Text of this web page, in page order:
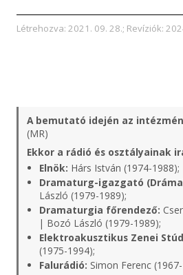
Létrehozva: 2021. 09. 28.; Revíziók:
A bemutató idején az
(MR)
Ekkor a rádió és osztályainak
Elnök: Hárs István (1974-1988);
Dramaturg-igazgató
László (1979-1989);
Dramaturgia főrendező:
| Bozó László (1979-1989);
Elektroakusztikus Zenei
(1975-1994);
Falurádió: Simon Ferenc